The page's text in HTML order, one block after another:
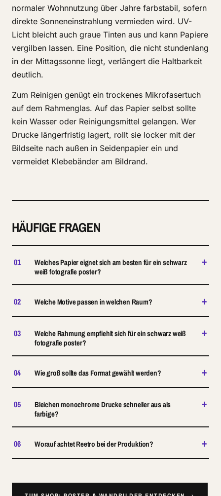
normaler Wohnnutzung über Jahre farbstabil, sofern
direkte Sonneneinstrahlung vermieden wird. UV-
Licht bleicht auch graue Tinten aus und kann Papiere
vergilben lassen. Eine Position, die nicht stundenlang
in der Mittagssonne liegt, verlängert die Haltbarkeit
deutlich.
Zum Reinigen genügt ein trockenes Mikrofasertuch
auf dem Rahmenglas. Auf das Papier selbst sollte
kein Wasser oder Reinigungsmittel gelangen. Wer
Drucke längerfristig lagert, rollt sie locker mit der
Bildseite nach außen in Seidenpapier ein und
vermeidet Klebebänder am Bildrand.
HÄUFIGE FRAGEN
01
Welches Papier eignet sich am besten für ein schwarz
weiß fotografie poster?
+
02 Welche Motive passen in welchen Raum? +
03
Welche Rahmung empfiehlt sich für ein schwarz weiß
fotografie poster?
+
04 Wie groß sollte das Format gewählt werden? +
05
Bleichen monochrome Drucke schneller aus als
farbige?
+
06 Worauf achtet Reetro bei der Produktion? +